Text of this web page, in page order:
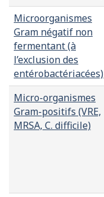
Microorganismes
Gram négatif non
fermentant (à
l’exclusion des
entérobactériacées)
Micro-organismes
Gram-positifs (VRE,
MRSA, C. difficile)